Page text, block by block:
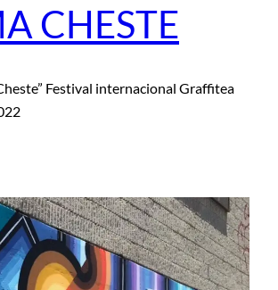
CHESTE
Festival internacional Graffitea